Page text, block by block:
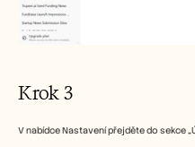
Krok 3
V nabídce Nastavení přejděte do sekce